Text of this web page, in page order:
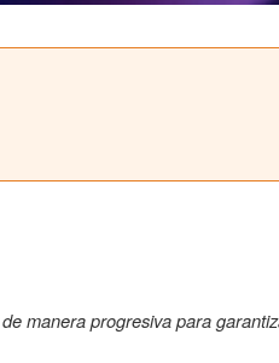
manera progresiva para